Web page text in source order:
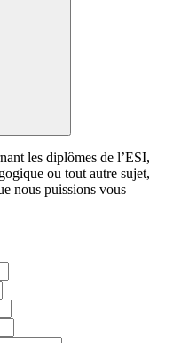
les diplômes de l’ESI,
ou tout autre sujet,
nous puissions vous